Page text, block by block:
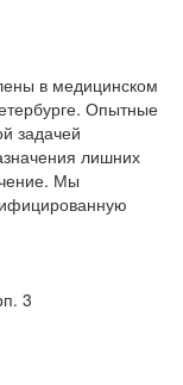
в медицинском
Опытные
задачей
лишних
Мы
3